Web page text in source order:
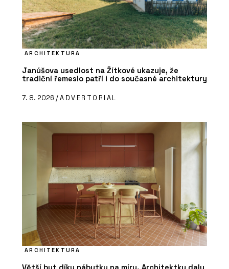
ARCHITEKTURA
Janúšova usedlost na Žítkové ukazuje, že
tradiční řemeslo patří i do současné architektury
7. 8. 2026 /ADVERTORIAL
ARCHITEKTURA